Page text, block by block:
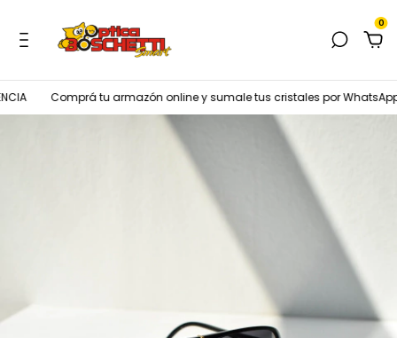
0
Comprá tu armazón online y sumale tus cristales por WhatsApp